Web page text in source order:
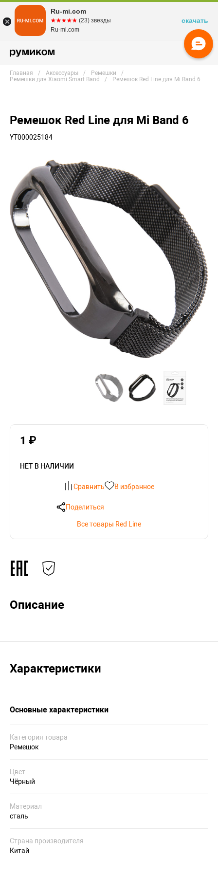
Главная Аксессуары
Ремешки
Ремешки для Xiaomi Smart Band
Ремешок Red Line для Mi Band 6
Ремешок Red Line для Mi Band 6
YT000025184
1 ₽
НЕТ В НАЛИЧИИ
Сравнить В избранное
Поделиться
Все товары Red Line
Описание
Характеристики
Основные характеристики
Категория товара
Ремешок
Цвет
Чёрный
Материал
сталь
Страна производителя
Китай
Ru-mi.com
☆☆☆☆☆
★★★★★ (23) звезды
Ru-mi.com
скачать